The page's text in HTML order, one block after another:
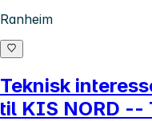
Ranheim
Teknisk
til KIS NORD --